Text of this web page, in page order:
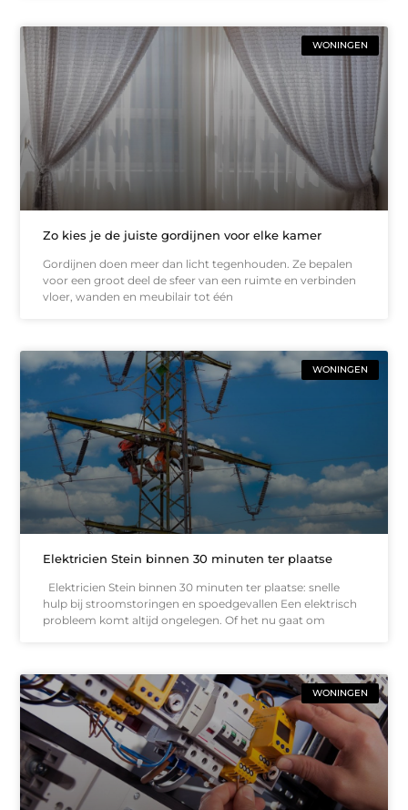
WONINGEN
Zo kies je de juiste gordijnen voor elke kamer
Gordijnen doen meer dan licht tegenhouden. Ze bepalen
voor een groot deel de sfeer van een ruimte en verbinden
vloer, wanden en meubilair tot één
WONINGEN
Elektricien Stein binnen 30 minuten ter plaatse
Elektricien Stein binnen 30 minuten ter plaatse: snelle
hulp bij stroomstoringen en spoedgevallen Een elektrisch
probleem komt altijd ongelegen. Of het nu gaat om
WONINGEN